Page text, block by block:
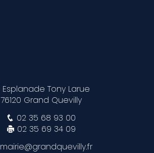
Esplanade Tony Larue
76120 Grand Quevilly
02 35 68 93 00
02 35 69 34 09
mairie@grandquevilly.fr